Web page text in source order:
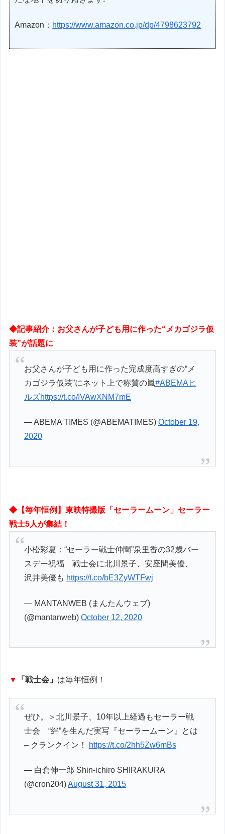
Amazon： https://www.amazon.co.jp/dp/4798623792
◆記事紹介：お父さんが子ども用に作った“メカゴジラ仮
装”が話題に
お父さんが子ども用に作った完成度高すぎの“メ
カゴジラ仮装”にネット上で称賛の嵐#ABEMAヒ
ルズhttps://t.co/IVAwXNM7mE
— ABEMA TIMES (@ABEMATIMES)October 19,
2020
◆【毎年恒例】東映特撮版「セーラームーン」セーラー
戦士5人が集結！
小松彩夏：“セーラー戦士仲間”泉里香の32歳バー
スデー祝福 戦士会に北川景子、安座間美優、
沢井美優も https://t.co/bE3ZyWTFwj
— MANTANWEB (まんたんウェブ)
(@mantanweb)October 12, 2020
▼ 「戦士会」 は毎年恒例！
ぜひ。＞北川景子、10年以上経過もセーラー戦
士会 “絆”を生んだ実写『セーラームーン』とは
– クランクイン！
https://t.co/2hh5Zw6mBs
— 白倉伸一郎 Shin-ichiro SHIRAKURA
(@cron204)August 31, 2015